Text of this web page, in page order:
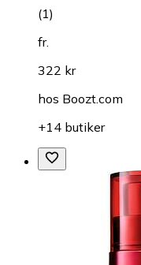
(1)
fr.
322 kr
hos Boozt.com
+14 butiker